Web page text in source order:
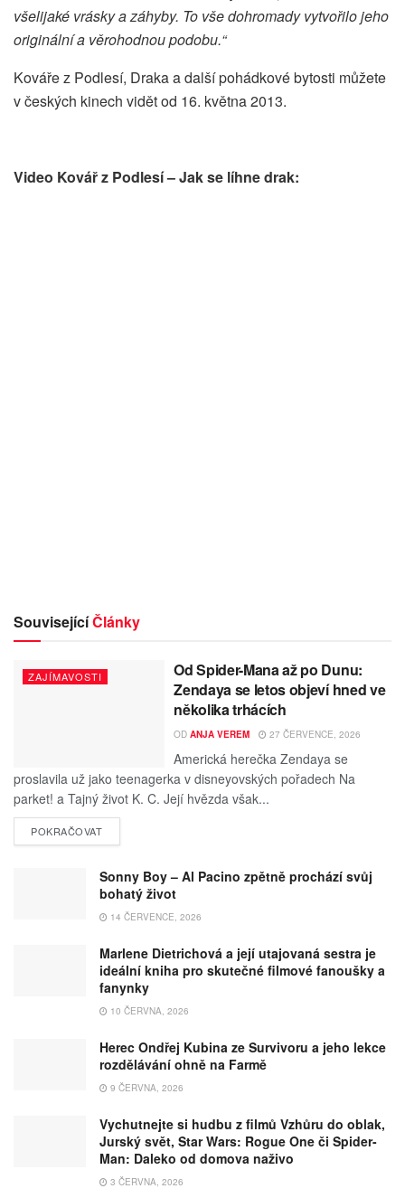
všelijaké vrásky a záhyby. To vše dohromady vytvořilo jeho
originální a věrohodnou podobu.“
Kováře z Podlesí, Draka a další pohádkové bytosti můžete
v českých kinech vidět od 16. května 2013.
Video Kovář z Podlesí – Jak se líhne drak:
SouvisejícíČlánky
ZAJÍMAVOSTI
Od Spider-Mana až po Dunu:
Zendaya se letos objeví hned ve
několika trhácích
OD ANJA VEREM 27 ČERVENCE, 2026
Americká herečka Zendaya se
proslavila už jako teenagerka v disneyovských pořadech Na
parket! a Tajný život K. C. Její hvězda však...
POKRAČOVAT
Sonny Boy – Al Pacino zpětně prochází svůj
bohatý život
14 ČERVENCE, 2026
Marlene Dietrichová a její utajovaná sestra je
ideální kniha pro skutečné filmové fanoušky a
fanynky
10 ČERVNA, 2026
Herec Ondřej Kubina ze Survivoru a jeho lekce
rozdělávání ohně na Farmě
9 ČERVNA, 2026
Vychutnejte si hudbu z filmů Vzhůru do oblak,
Jurský svět, Star Wars: Rogue One či Spider-
Man: Daleko od domova naživo
3 ČERVNA, 2026